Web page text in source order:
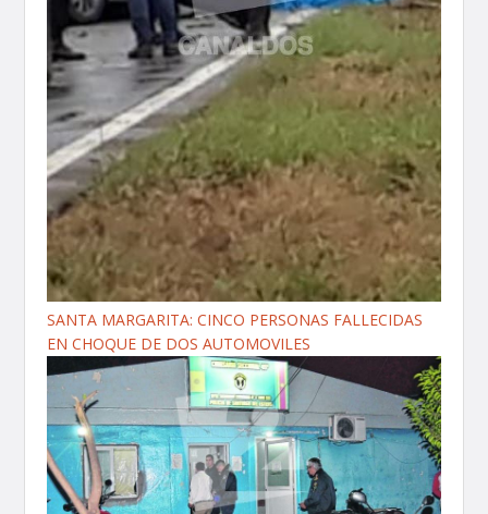
SANTA MARGARITA: CINCO PERSONAS FALLECIDAS
EN CHOQUE DE DOS AUTOMOVILES